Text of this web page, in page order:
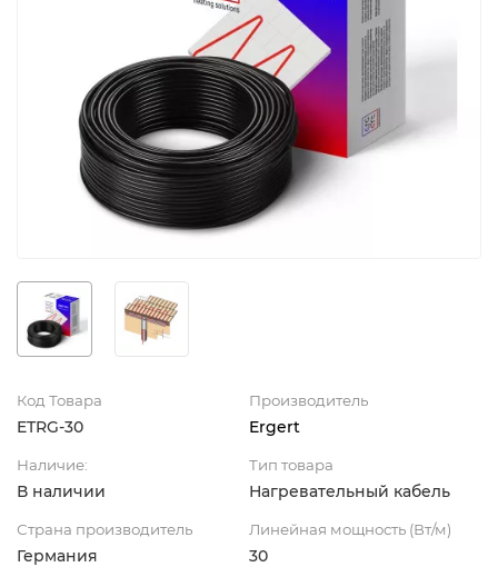
Код Товара
ETRG-30
Производитель
Ergert
Наличие:
В наличии
Тип товара
Нагревательный кабель
Страна производитель
Германия
Линейная мощность (Вт/м)
30